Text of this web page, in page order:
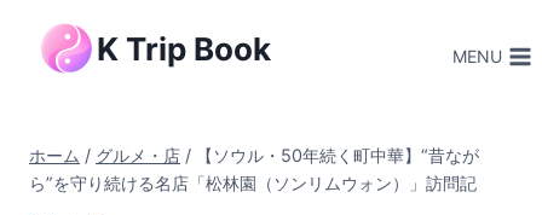
K Trip Book MENU
ホーム / グルメ・店 /
【ソウル・50年続く町中華】“昔なが
ら”を守り続ける名店「松林園（ソンリムウォン）」訪問記